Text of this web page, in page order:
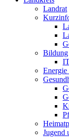
Landrat
Bildung
Jugend